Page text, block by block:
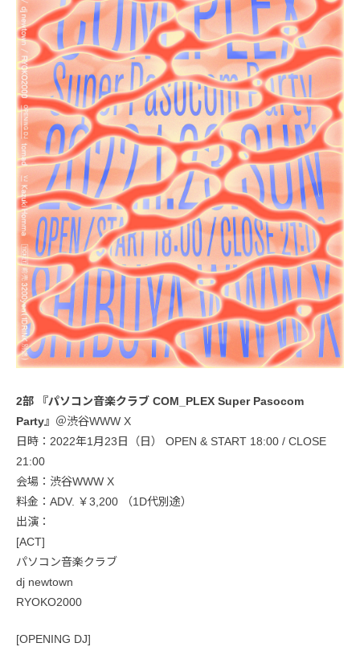
2部 『パソコン音楽クラブ COM_PLEX Super Pasocom
Party』 ＠渋谷WWW X
日時：2022年1月23日（日） OPEN & START 18:00 / CLOSE
21:00
会場：渋谷WWW X
料金：ADV. ￥3,200 （1D代別途）
出演：
[ACT]
パソコン音楽クラブ
dj newtown
RYOKO2000
[OPENING DJ]